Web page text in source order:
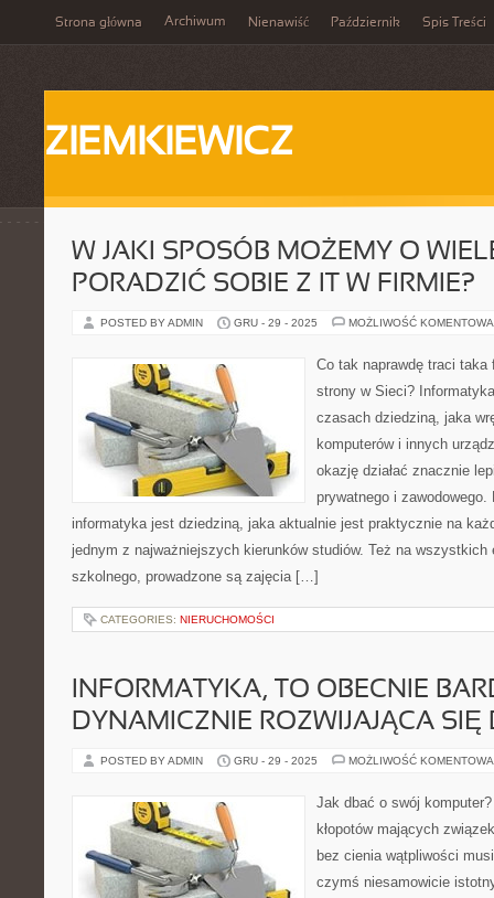
Strona główna Archiwum Nienawiść Październik Spis Treści
ZIEMKIEWICZ
W JAKI SPOSÓB MOŻEMY O
PORADZIĆ SOBIE Z IT W FIRMIE?
POSTED BY ADMIN GRU - 29 - 2025 MOŻLIWOŚĆ
Co tak naprawdę traci taka
strony w Sieci?
czasach dziedziną, jaka
komputerów i innych
okazję działać znacznie
prywatnego i
informatyka jest dziedziną, jaka aktualnie jest praktycznie na
jednym z najważniejszych kierunków studiów. Też na wszystkich
szkolnego, prowadzone są zajęcia […]
CATEGORIES: NIERUCHOMOŚCI
INFORMATYKA, TO OBECNIE
DYNAMICZNIE ROZWIJAJĄCA
POSTED BY ADMIN GRU - 29 - 2025 MOŻLIWOŚĆ
Jak dbać o swój
kłopotów mających
bez cienia wątpliwości
czymś niesamowicie